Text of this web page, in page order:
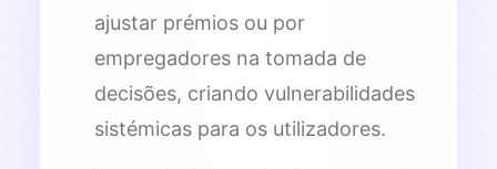
ajustar prémios ou por
empregadores na tomada de
decisões, criando vulnerabilidades
sistémicas para os utilizadores.